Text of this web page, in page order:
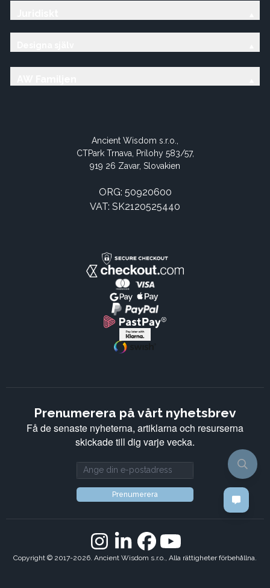
Ancient Wisdom s.r.o.,
CTPark Trnava, Prílohy 583/57,
919 26 Zavar, Slovakien
ORG: 50920600
VAT: SK2120525440
Prenumerera på vårt nyhetsbrev
Få de senaste nyheterna, artiklarna och resurserna
skickade till dig varje vecka.
Email address
Prenumerera
Copyright © 2017-2026. Ancient Wisdom s.r.o., Alla rättigheter förbehållna.